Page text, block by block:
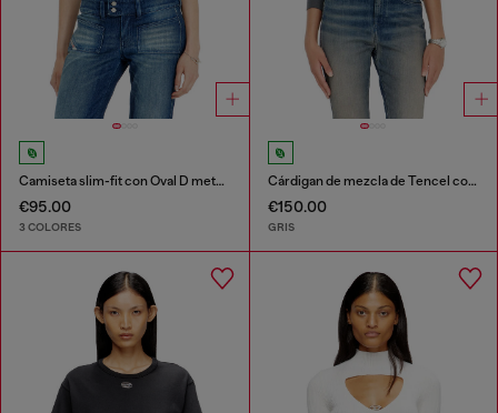
Camiseta slim-fit con Oval D metálico
€95.00
3 COLORES
Cárdigan de mezcla de Tencel con mangas murciélago
€150.00
GRIS